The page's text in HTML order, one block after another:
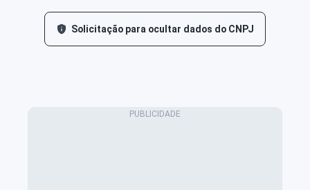
Solicitação para ocultar dados do CNPJ